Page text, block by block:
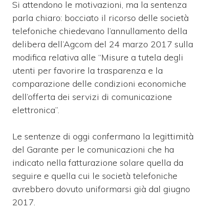
Si attendono le motivazioni, ma la sentenza
parla chiaro: bocciato il ricorso delle società
telefoniche chiedevano l’annullamento della
delibera dell’Agcom del 24 marzo 2017 sulla
modifica relativa alle “Misure a tutela degli
utenti per favorire la trasparenza e la
comparazione delle condizioni economiche
dell’offerta dei servizi di comunicazione
elettronica”.
Le sentenze di oggi confermano la legittimità
del Garante per le comunicazioni che ha
indicato nella fatturazione solare quella da
seguire e quella cui le società telefoniche
avrebbero dovuto uniformarsi già dal giugno
2017.